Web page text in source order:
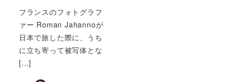
フランスのフォトグラフ
ァー Roman Jahannoが
日本で旅した際に、うち
に立ち寄って被写体とな
[…]